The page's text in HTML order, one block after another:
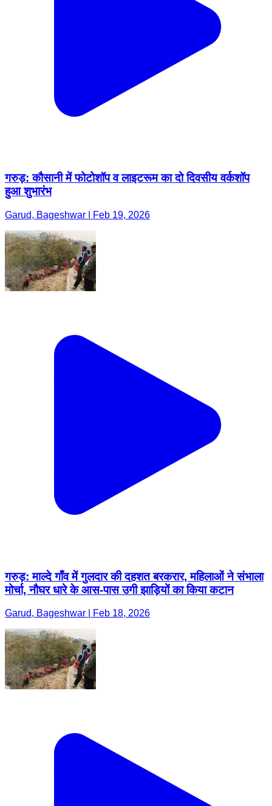
गरुड़: कौसानी में फोटोशॉप व लाइटरूम का दो दिवसीय वर्कशॉप
हुआ शुभारंभ
Garud, Bageshwar | Feb 19, 2026
गरुड़: माल्दे गाँव में गुलदार की दहशत बरकरार, महिलाओं ने संभाला
मोर्चा, नौघर धारे के आस-पास उगी झाड़ियों का किया कटान
Garud, Bageshwar | Feb 18, 2026